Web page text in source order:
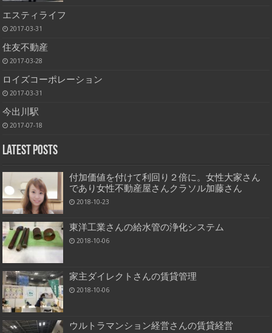
エスティライフ
2017-03-31
住友不動産
2017-03-28
ロイズコーポレーション
2017-03-31
今出川駅
2017-07-18
Latest Posts
付加価値を付けて利回り２倍に。女性大家さん
であり女性不動産屋さんクラソル加藤さん
2018-10-23
東洋工業さんの給水管の浄化システム
2018-10-06
家主ダイレクトさんの賃貸管理
2018-10-06
ウルトラマンション経営さんの賃貸経営